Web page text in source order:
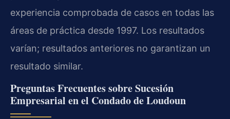
experiencia comprobada de casos en todas las
áreas de práctica desde 1997. Los resultados
varían; resultados anteriores no garantizan un
resultado similar.
Preguntas Frecuentes sobre Sucesión
Empresarial en el Condado de Loudoun